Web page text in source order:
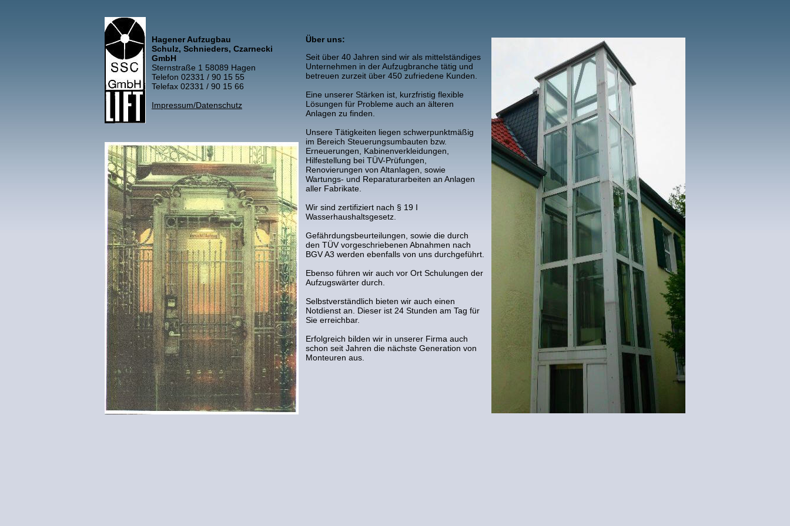
Hagener Aufzugbau
Schulz, Schnieders, Czarnecki
GmbH
Sternstraße 1 58089 Hagen
Telefon 02331 / 90 15 55
Telefax 02331 / 90 15 66
Impressum/Datenschutz
Über uns:
Seit über 40 Jahren sind wir als mittelständiges
Unternehmen in der Aufzugbranche tätig und
betreuen zurzeit über 450 zufriedene Kunden.
Eine unserer Stärken ist, kurzfristig flexible
Lösungen für Probleme auch an älteren
Anlagen zu finden.
Unsere Tätigkeiten liegen schwerpunktmäßig
im Bereich Steuerungsumbauten bzw.
Erneuerungen, Kabinenverkleidungen,
Hilfestellung bei TÜV-Prüfungen,
Renovierungen von Altanlagen, sowie
Wartungs- und Reparaturarbeiten an Anlagen
aller Fabrikate.
Wir sind zertifiziert nach § 19 I
Wasserhaushaltsgesetz.
Gefährdungsbeurteilungen, sowie die durch
den TÜV vorgeschriebenen Abnahmen nach
BGV A3 werden ebenfalls von uns durchgeführt.
Ebenso führen wir auch vor Ort Schulungen der
Aufzugswärter durch.
Selbstverständlich bieten wir auch einen
Notdienst an. Dieser ist 24 Stunden am Tag für
Sie erreichbar.
Erfolgreich bilden wir in unserer Firma auch
schon seit Jahren die nächste Generation von
Monteuren aus.